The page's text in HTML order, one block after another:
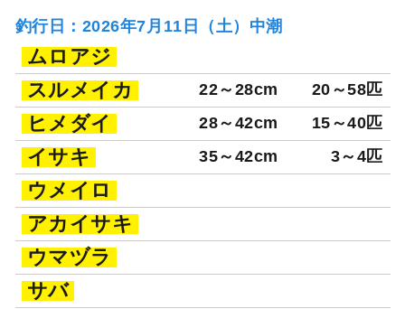
釣行日：2026年7月11日（土）中潮
ムロアジ
スルメイカ
22～28cm 20～58匹
ヒメダイ 28～42cm 15～40匹
イサキ 35～42cm 3～4匹
ウメイロ
アカイサキ
ウマヅラ
サバ